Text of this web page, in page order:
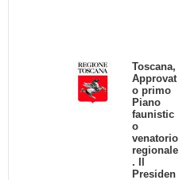
Toscana,
Approvat
o primo
Piano
faunistic
o
venatorio
regionale
. Il
Presiden